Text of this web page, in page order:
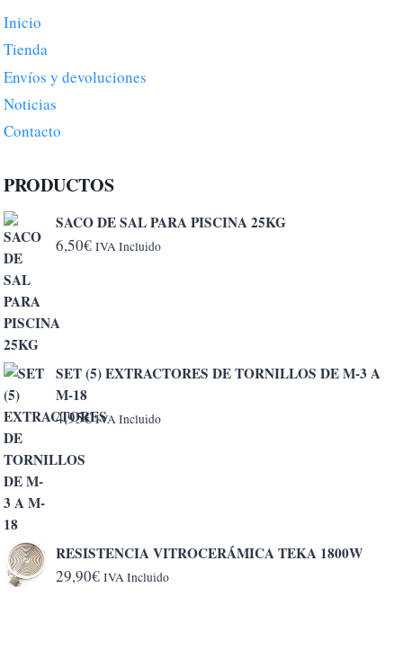
Inicio
Tienda
Envíos y devoluciones
Noticias
Contacto
PRODUCTOS
SACO DE SAL PARA PISCINA 25KG
6,50€ IVA Incluido
SET (5) EXTRACTORES DE TORNILLOS DE M-3 A
M-18
4,95€ IVA Incluido
RESISTENCIA VITROCERÁMICA TEKA 1800W
29,90€ IVA Incluido